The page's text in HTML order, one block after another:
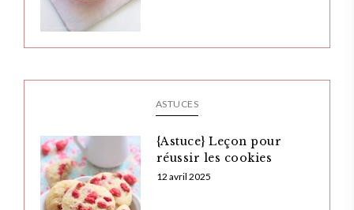
ASTUCES
{Astuce} Leçon pour
réussir les cookies
12 avril 2025